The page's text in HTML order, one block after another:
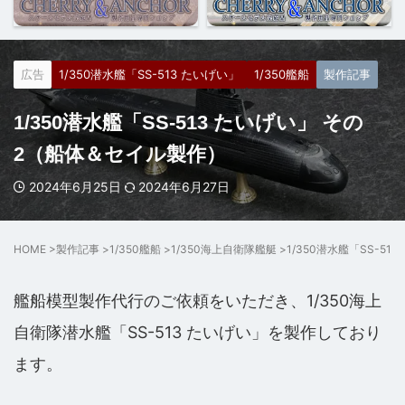
広告 1/350潜水艦「SS-513 たいげい」 1/350艦船 製作記事
1/350潜水艦「SS-513 たいげい」 その
2（船体＆セイル製作）
2024年6月25日 2024年6月27日
HOME >製作記事 >1/350艦船 >1/350海上自衛隊艦艇 >1/350潜水艦「SS-513
艦船模型製作代行のご依頼をいただき、1/350海上
自衛隊潜水艦「SS-513 たいげい」を製作しており
ます。